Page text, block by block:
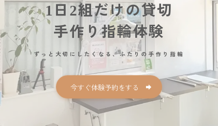
1日2組だけの貸切
手作り指輪体験
ずっと大切にしたくなる、ふたりの手作り指輪
今すぐ体験予約をする